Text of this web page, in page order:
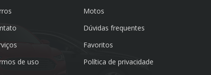
Motos
Dúvidas frequentes
Favoritos
de uso
Política de privacidade